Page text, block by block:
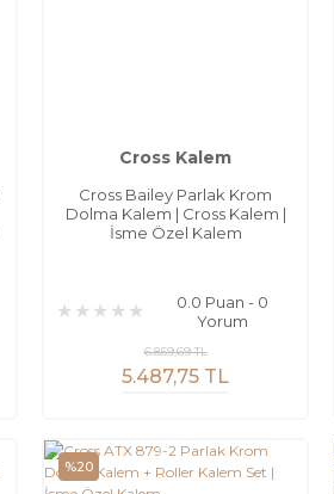
Cross Kalem
Cross Bailey Parlak Krom
Dolma Kalem | Cross Kalem |
İsme Özel Kalem
0.0 Puan - 0
Yorum
5.487,75 TL
6.859,69 TL
%20